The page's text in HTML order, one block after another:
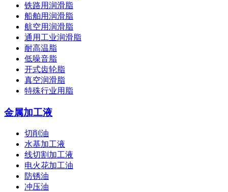
铁路用润滑脂
船舶用润滑脂
航空用润滑脂
通用工业润滑脂
耐高温脂
低噪音脂
开式齿轮脂
真空润滑脂
特殊行业用脂
金属加工液
切削油
水基加工液
线切割加工液
电火花加工油
防锈油
冲压油